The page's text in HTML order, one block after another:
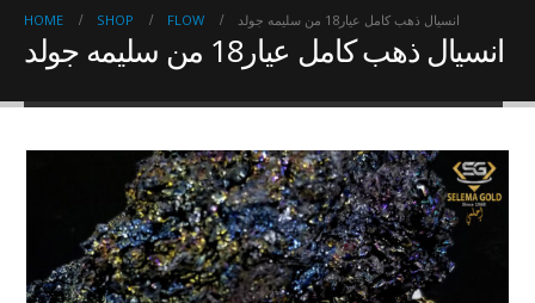
HOME SHOP FLOW انسيال ذهب كامل عيار18 من سليمه جولد
انسيال ذهب كامل عيار18 من سليمه جولد